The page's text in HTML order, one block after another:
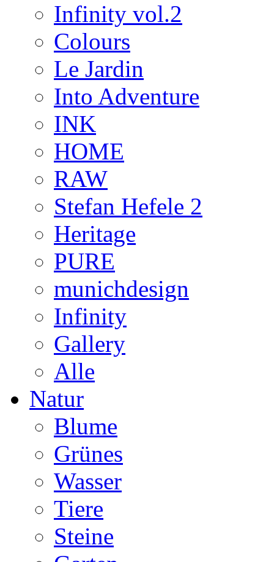
Infinity vol.2
Colours
Le Jardin
Into Adventure
INK
HOME
RAW
Stefan Hefele 2
Heritage
PURE
munichdesign
Infinity
Gallery
Alle
Natur
Blume
Grünes
Wasser
Tiere
Steine